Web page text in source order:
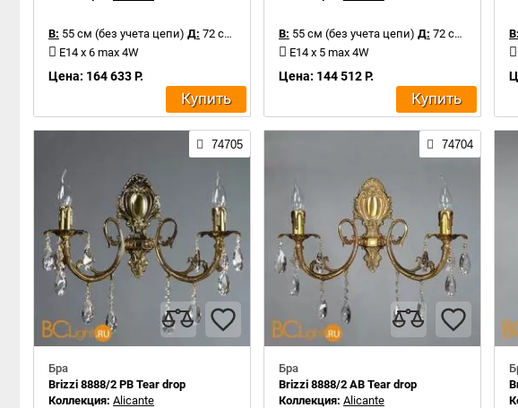
В: 55 см (без учета цепи) Д: 72 см
E14 x 6 max 4W
Цена: 164 633 Р.
Купить
В: 55 см (без учета цепи) Д: 72 см
E14 x 5 max 4W
Цена: 144 512 Р.
Купить
В:
74705
Бра
Brizzi 8888/2 PB Tear drop
Коллекция: Alicante
74704
Бра
Brizzi 8888/2 AB Tear drop
Коллекция: Alicante